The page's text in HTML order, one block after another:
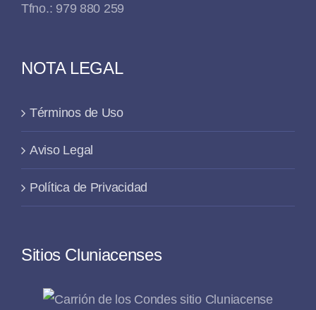
Tfno.: 979 880 259
NOTA LEGAL
Términos de Uso
Aviso Legal
Política de Privacidad
Sitios Cluniacenses